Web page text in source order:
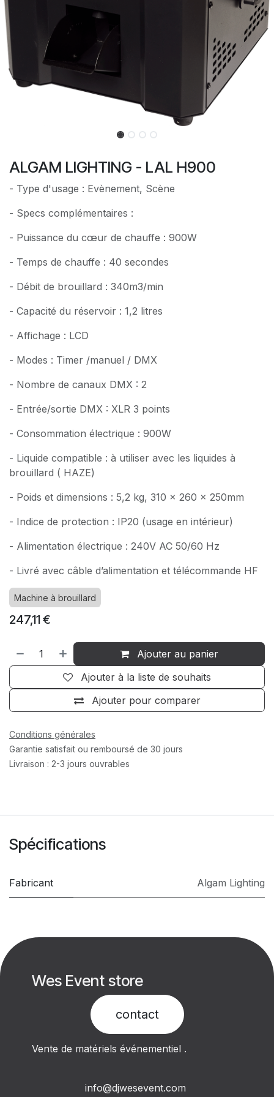
ALGAM LIGHTING - LAL H900
- Type d'usage : Evènement, Scène
- Specs complémentaires :
- Puissance du cœur de chauffe : 900W
- Temps de chauffe : 40 secondes
- Débit de brouillard : 340m3/min
- Capacité du réservoir : 1,2 litres
- Affichage : LCD
- Modes : Timer /manuel / DMX
- Nombre de canaux DMX : 2
- Entrée/sortie DMX : XLR 3 points
- Consommation électrique : 900W
- Liquide compatible : à utiliser avec les liquides à
brouillard ( HAZE)
- Poids et dimensions : 5,2 kg, 310 x 260 x 250mm
- Indice de protection : IP20 (usage en intérieur)
- Alimentation électrique : 240V AC 50/60 Hz
- Livré avec câble d’alimentation et télécommande HF
Machine à brouillard
247,11€
Ajouter au panier
Ajouter pour comparer
Ajouter à la liste de souhaits
Conditions générales
Garantie satisfait ou remboursé de 30 jours
Livraison : 2-3 jours ouvrables
Spécifications
Fabricant Algam Lighting
Wes Event store
contact​
Vente de matériels événementiel .
info@djwesevent.com